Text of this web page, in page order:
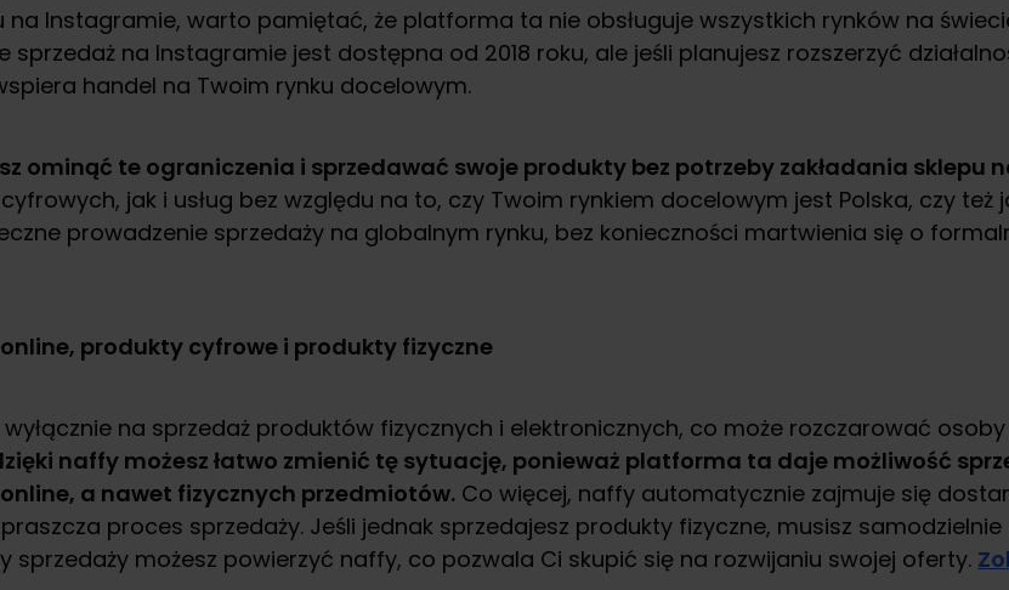
na Instagramie, warto pamiętać, że platforma ta nie obsługuje wszystkich rynków na
sprzedaż na Instagramie jest dostępna od 2018 roku, ale jeśli planujesz rozszerzyć
handel na Twoim rynku docelowym.
ominąć te ograniczenia i sprzedawać swoje produkty bez potrzeby zakładania sklepu
jak i usług bez względu na to, czy Twoim rynkiem docelowym jest Polska, czy też
prowadzenie sprzedaży na globalnym rynku, bez konieczności martwienia się o
produkty cyfrowe i produkty fizyczne
na sprzedaż produktów fizycznych i elektronicznych, co może rozczarować
naffy możesz łatwo zmienić tę sytuację, ponieważ platforma ta daje możliwość
a nawet fizycznych przedmiotów. Co więcej, naffy automatycznie zajmuje się
proces sprzedaży. Jeśli jednak sprzedajesz produkty fizyczne, musisz
sprzedaży możesz powierzyć naffy, co pozwala Ci skupić się na rozwijaniu swojej oferty.